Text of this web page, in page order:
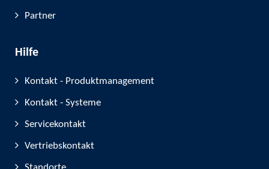
Partner
Hilfe
Kontakt - Produktmanagement
Kontakt - Systeme
Servicekontakt
Vertriebskontakt